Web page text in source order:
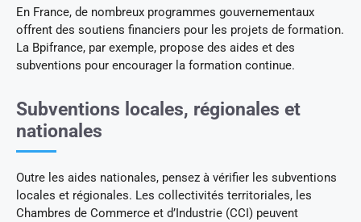
En France, de nombreux programmes gouvernementaux
offrent des soutiens financiers pour les projets de formation.
La Bpifrance, par exemple, propose des aides et des
subventions pour encourager la formation continue.
Subventions locales, régionales et
nationales
Outre les aides nationales, pensez à vérifier les subventions
locales et régionales. Les collectivités territoriales, les
Chambres de Commerce et d’Industrie (CCI) peuvent